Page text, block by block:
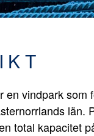
en vindpark som
län.
total kapacitet